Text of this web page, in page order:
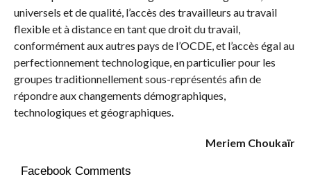
universels et de qualité, l’accès des travailleurs au travail
flexible et à distance en tant que droit du travail,
conformément aux autres pays de l’OCDE, et l’accès égal au
perfectionnement technologique, en particulier pour les
groupes traditionnellement sous-représentés afin de
répondre aux changements démographiques,
technologiques et géographiques.
Meriem Choukaïr
Facebook Comments